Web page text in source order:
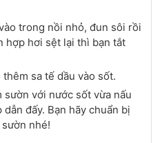
trong nồi nhỏ, đun sôi rồi
hợp hơi sệt lại thì bạn tắt
sa tế dầu vào sốt.
sườn với nước sốt vừa nấu
đấy. Bạn hãy chuẩn bị
nhé!